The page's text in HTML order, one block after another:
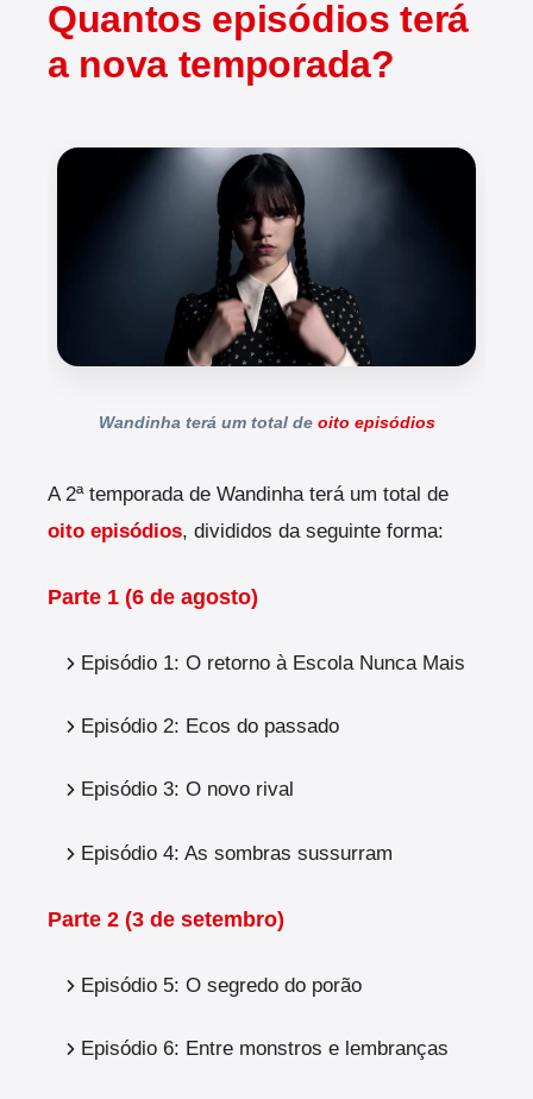
Quantos episódios terá
a nova temporada?
Wandinha terá um total de oito episódios
A 2ª temporada de Wandinha terá um total de
oito episódios, divididos da seguinte forma:
Parte 1 (6 de agosto)
Episódio 1: O retorno à Escola Nunca Mais
Episódio 2: Ecos do passado
Episódio 3: O novo rival
Episódio 4: As sombras sussurram
Parte 2 (3 de setembro)
Episódio 5: O segredo do porão
Episódio 6: Entre monstros e lembranças